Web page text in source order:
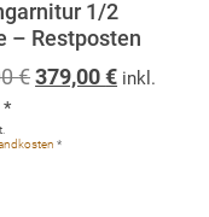
1/2
– Restposten
€Ursprünglicher
war:
379,00€Aktueller
inkl.
*
*